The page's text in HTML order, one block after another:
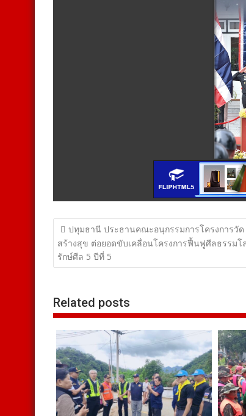
แนะแนว
เรื่อง
ปทุมธานี ประธานคณะอนุกรรมการโครงการวัด
สร้างสุข ต่อยอดขับเคลื่อนโครงการฟื้นฟูศีลธรรมโ
รักษ์ศีล 5 ปีที่ 5
Related posts